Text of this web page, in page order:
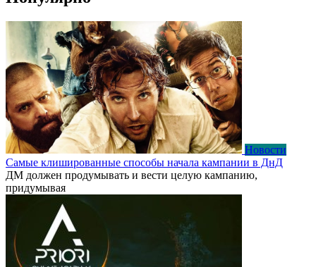
Новости
Самые клишированные способы начала кампании в ДнД
ДМ должен продумывать и вести целую кампанию,
придумывая